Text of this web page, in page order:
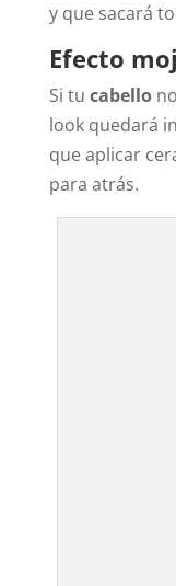
y que sacará
Efecto
Si tu cabello
look quedará
que aplicar
para atrás.